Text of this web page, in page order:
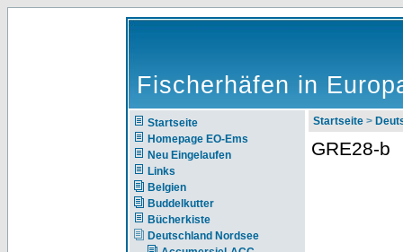
Fischerhäfen in
Startseite
Homepage EO-Ems
Neu Eingelaufen
Links
Belgien
Buddelkutter
Bücherkiste
Deutschland Nordsee
Startseite >
GRE28-b